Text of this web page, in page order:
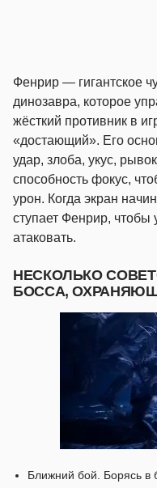
Фенрир — гигантское
динозавра, которое
жёсткий противник в
«достающий». Его
удар, злоба, укус,
способность фокус,
урон. Когда экран
ступает Фенрир, чтобы
атаковать.
НЕСКОЛЬКО
БОССА,
Ближний бой. Борясь в